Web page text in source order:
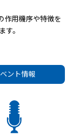
作用機序や特徴を
す。
ント情報